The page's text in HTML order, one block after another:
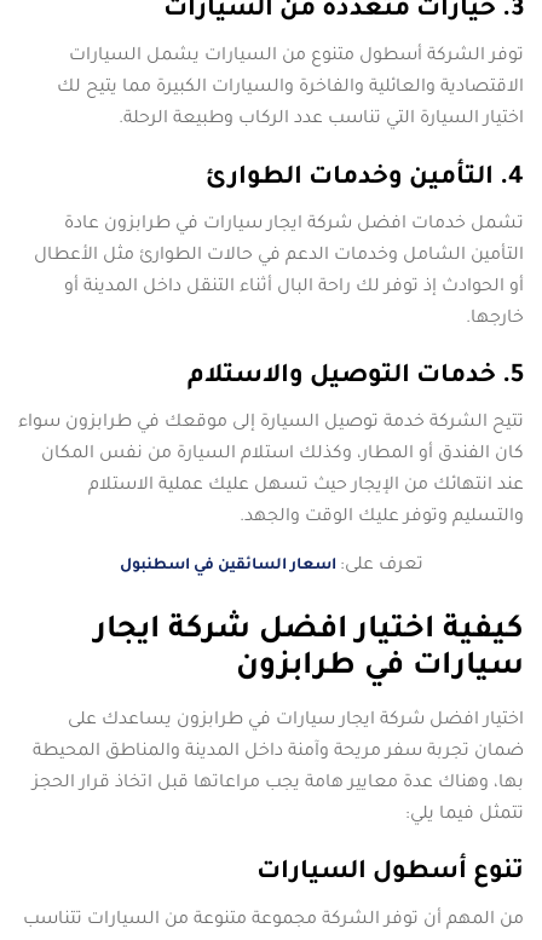
3. خيارات متعددة من السيارات
توفر الشركة أسطول متنوع من السيارات يشمل السيارات
الاقتصادية والعائلية والفاخرة والسيارات الكبيرة مما يتيح لك
اختيار السيارة التي تناسب عدد الركاب وطبيعة الرحلة.
4. التأمين وخدمات الطوارئ
تشمل خدمات افضل شركة ايجار سيارات في طرابزون عادة
التأمين الشامل وخدمات الدعم في حالات الطوارئ مثل الأعطال
أو الحوادث إذ توفر لك راحة البال أثناء التنقل داخل المدينة أو
خارجها.
5. خدمات التوصيل والاستلام
تتيح الشركة خدمة توصيل السيارة إلى موقعك في طرابزون سواء
كان الفندق أو المطار، وكذلك استلام السيارة من نفس المكان
عند انتهائك من الإيجار حيث تسهل عليك عملية الاستلام
والتسليم وتوفر عليك الوقت والجهد.
تعرف على: اسعار السائقين في اسطنبول
كيفية اختيار افضل شركة ايجار
سيارات في طرابزون
اختيار افضل شركة ايجار سيارات في طرابزون يساعدك على
ضمان تجربة سفر مريحة وآمنة داخل المدينة والمناطق المحيطة
بها، وهناك عدة معايير هامة يجب مراعاتها قبل اتخاذ قرار الحجز
تتمثل فيما يلي:
تنوع أسطول السيارات
من المهم أن توفر الشركة مجموعة متنوعة من السيارات تتناسب